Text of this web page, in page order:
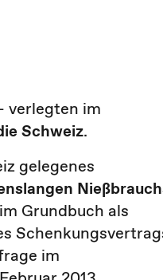
verlegten im
Schweiz.
gelegenes
Grundbuch als
im